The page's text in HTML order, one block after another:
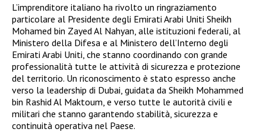
L’imprenditore italiano ha rivolto un ringraziamento
particolare al Presidente degli Emirati Arabi Uniti Sheikh
Mohamed bin Zayed Al Nahyan, alle istituzioni federali, al
Ministero della Difesa e al Ministero dell’Interno degli
Emirati Arabi Uniti, che stanno coordinando con grande
professionalità tutte le attività di sicurezza e protezione
del territorio. Un riconoscimento è stato espresso anche
verso la leadership di Dubai, guidata da Sheikh Mohammed
bin Rashid Al Maktoum, e verso tutte le autorità civili e
militari che stanno garantendo stabilità, sicurezza e
continuità operativa nel Paese.